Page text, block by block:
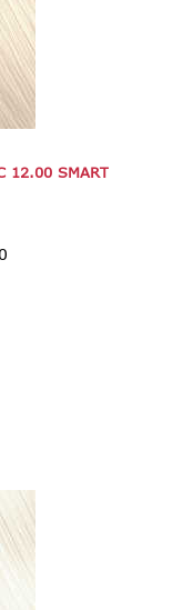
SMART